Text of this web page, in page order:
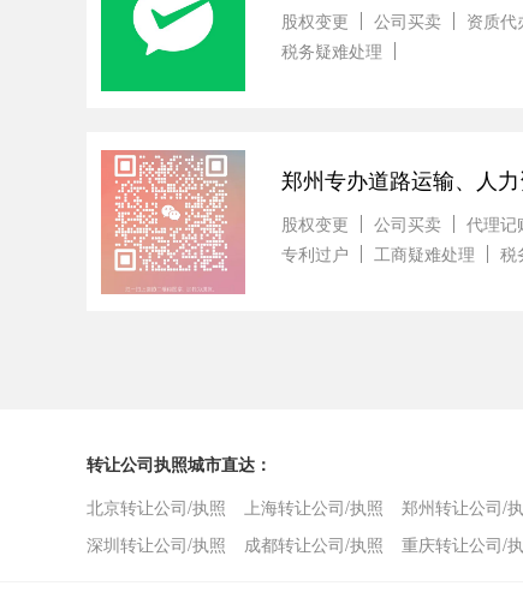
股权变更 公司买卖 资质代
税务疑难处理
郑州专办道路运输、人
股权变更 公司买卖 代理记
专利过户
工商疑难处理 税
转让公司执照城市直达：
北京转让公司/执照
上海转让公司/执照 郑州转让公司/
深圳转让公司/执照
成都转让公司/执照 重庆转让公司/